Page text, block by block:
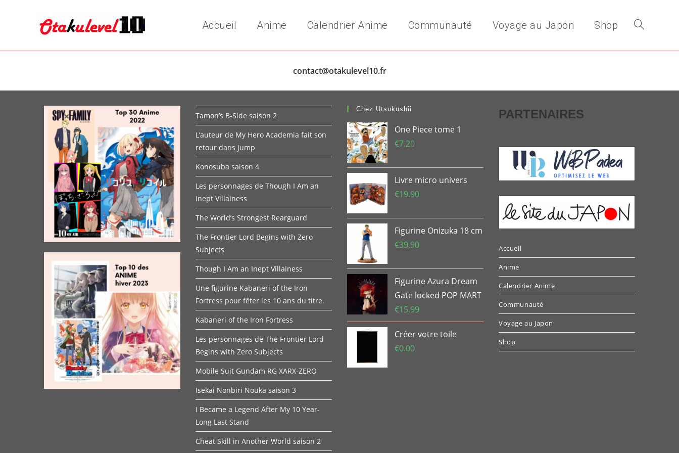
Accueil Anime Calendrier Anime Communauté Voyage au Japon Shop Toggle
contact@otakulevel10.fr
Tamon’s B-Side saison 2
L’auteur de My Hero Academia fait son
retour dans Jump
Konosuba saison 4
Les personnages de Though I Am an
Inept Villainess
The World’s Strongest Rearguard
The Frontier Lord Begins with Zero
Subjects
Though I Am an Inept Villainess
Une figurine Kabaneri of the Iron
Fortress pour fêter les 10 ans du titre.
Kabaneri of the Iron Fortress
Les personnages de The Frontier Lord
Begins with Zero Subjects
Mobile Suit Gundam RG XARX-ZERO
Isekai Nonbiri Nouka saison 3
I Became a Legend After My 10 Year-
Long Last Stand
Cheat Skill in Another World saison 2
Chez Utsukushii
One Piece tome 1
€7.20
Livre micro univers
€19.90
Figurine Onizuka 18 cm
€39.90
Figurine Azura Dream
Gate locked POP MART
€15.99
Créer votre toile
€0.00
PARTENAIRES
Accueil
Anime
Calendrier Anime
Communauté
Voyage au Japon
Shop